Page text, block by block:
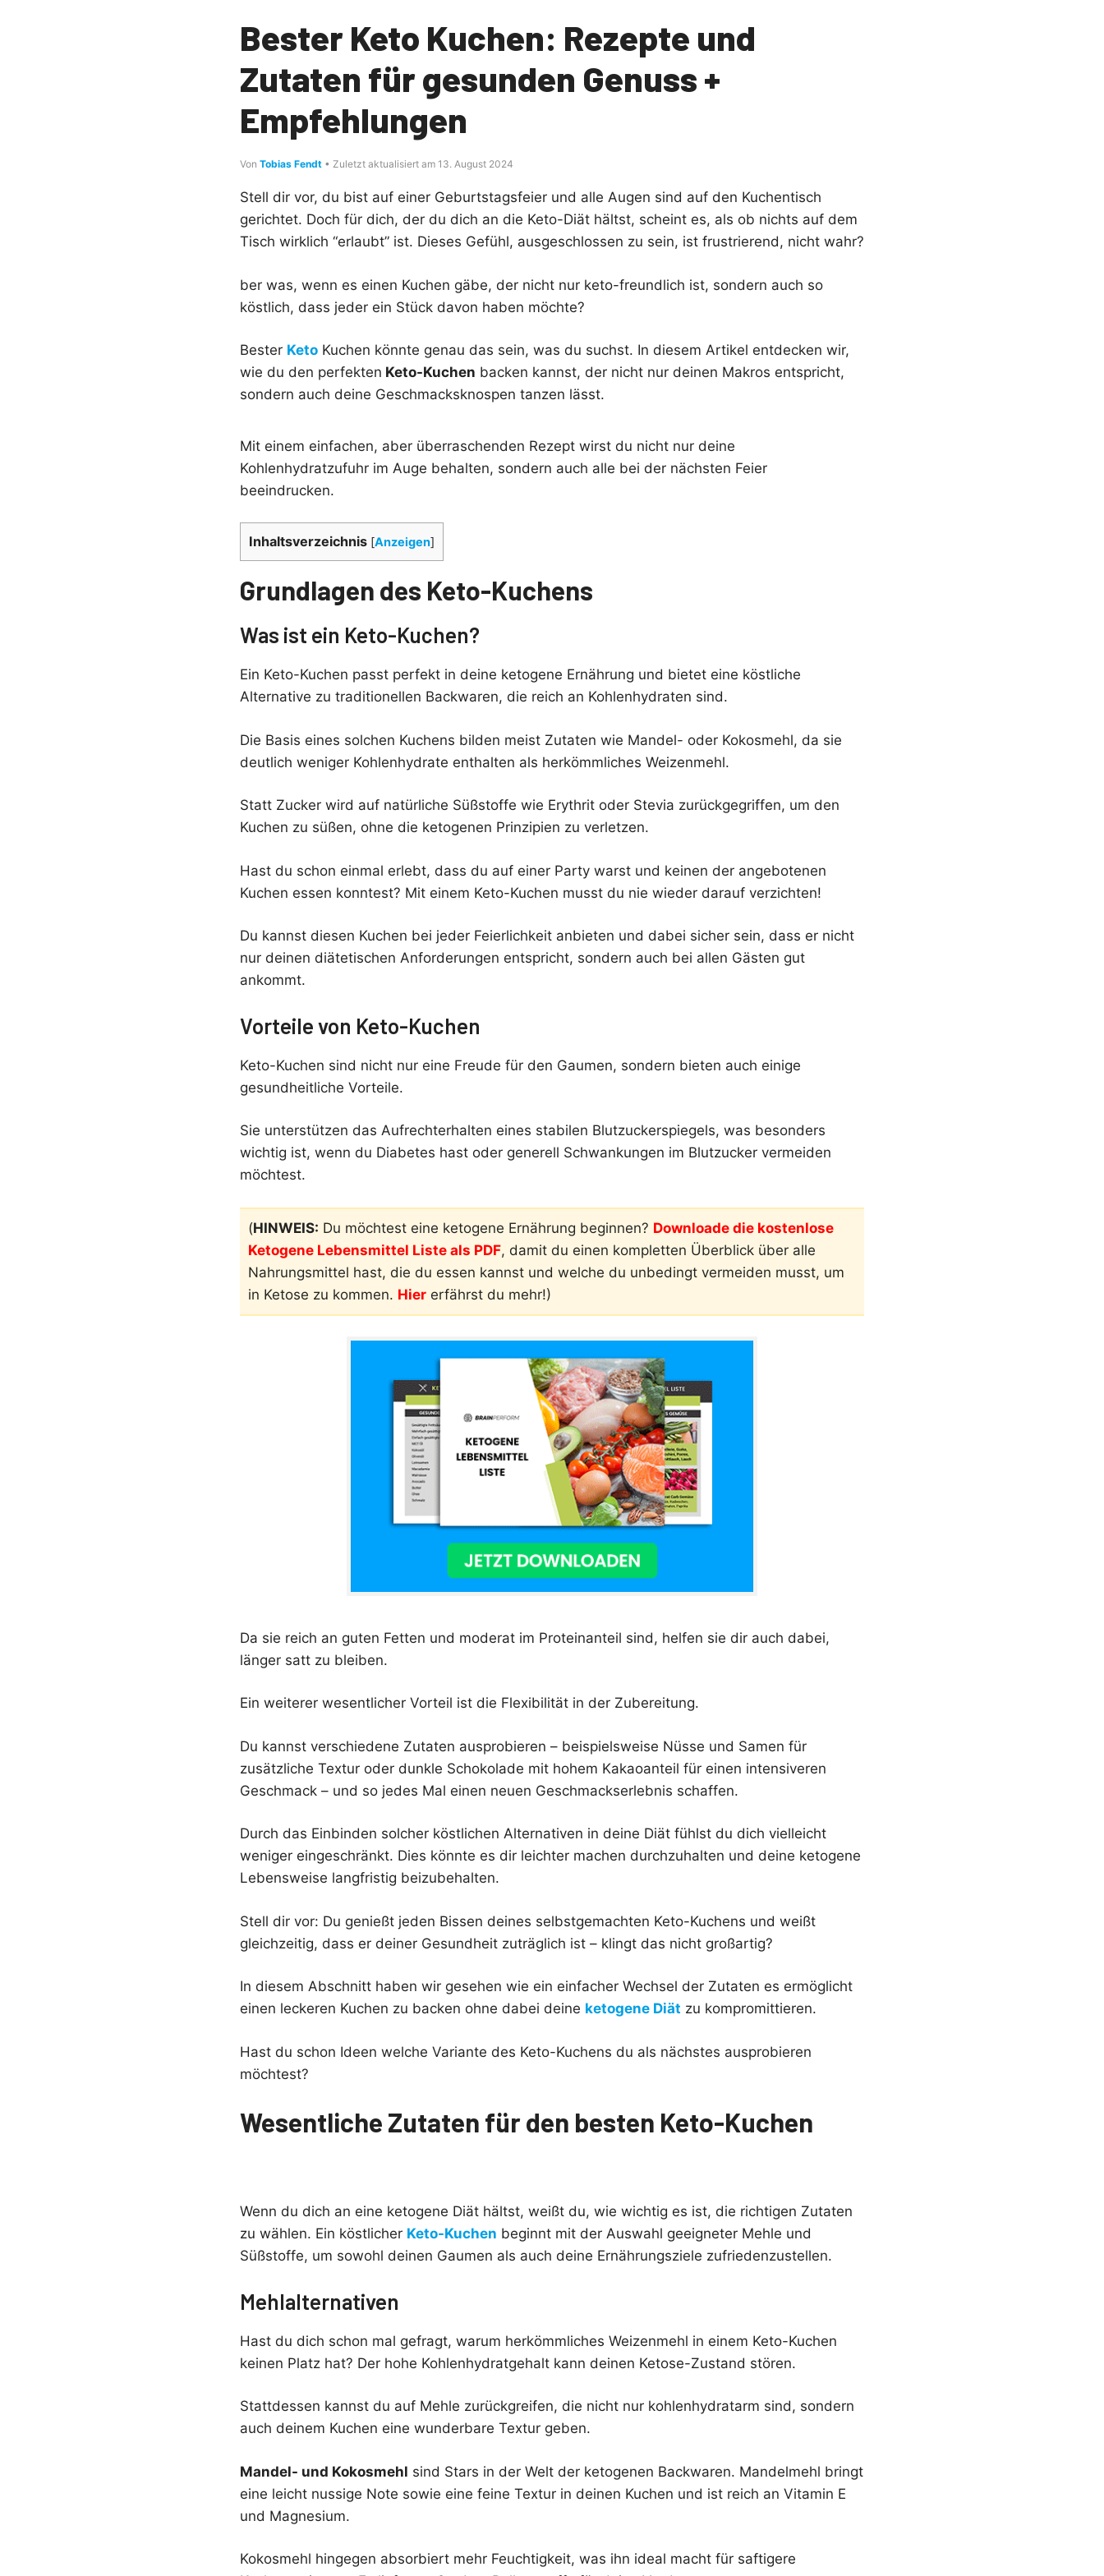
Bester Keto Kuchen: Rezepte und
Zutaten für gesunden Genuss +
Empfehlungen
Von Tobias Fendt • Zuletzt aktualisiert am 13. August 2024
Stell dir vor, du bist auf einer Geburtstagsfeier und alle Augen sind auf den Kuchentisch
gerichtet. Doch für dich, der du dich an die Keto-Diät hältst, scheint es, als ob nichts auf dem
Tisch wirklich “erlaubt” ist. Dieses Gefühl, ausgeschlossen zu sein, ist frustrierend, nicht wahr?
ber was, wenn es einen Kuchen gäbe, der nicht nur keto-freundlich ist, sondern auch so
köstlich, dass jeder ein Stück davon haben möchte?
Bester Keto Kuchen könnte genau das sein, was du suchst. In diesem Artikel entdecken wir,
wie du den perfekten Keto-Kuchen backen kannst, der nicht nur deinen Makros entspricht,
sondern auch deine Geschmacksknospen tanzen lässt.
Mit einem einfachen, aber überraschenden Rezept wirst du nicht nur deine
Kohlenhydratzufuhr im Auge behalten, sondern auch alle bei der nächsten Feier
beeindrucken.
Inhaltsverzeichnis [Anzeigen]
Grundlagen des Keto-Kuchens
Was ist ein Keto-Kuchen?
Ein Keto-Kuchen passt perfekt in deine ketogene Ernährung und bietet eine köstliche
Alternative zu traditionellen Backwaren, die reich an Kohlenhydraten sind.
Die Basis eines solchen Kuchens bilden meist Zutaten wie Mandel- oder Kokosmehl, da sie
deutlich weniger Kohlenhydrate enthalten als herkömmliches Weizenmehl.
Statt Zucker wird auf natürliche Süßstoffe wie Erythrit oder Stevia zurückgegriffen, um den
Kuchen zu süßen, ohne die ketogenen Prinzipien zu verletzen.
Hast du schon einmal erlebt, dass du auf einer Party warst und keinen der angebotenen
Kuchen essen konntest? Mit einem Keto-Kuchen musst du nie wieder darauf verzichten!
Du kannst diesen Kuchen bei jeder Feierlichkeit anbieten und dabei sicher sein, dass er nicht
nur deinen diätetischen Anforderungen entspricht, sondern auch bei allen Gästen gut
ankommt.
Vorteile von Keto-Kuchen
Keto-Kuchen sind nicht nur eine Freude für den Gaumen, sondern bieten auch einige
gesundheitliche Vorteile.
Sie unterstützen das Aufrechterhalten eines stabilen Blutzuckerspiegels, was besonders
wichtig ist, wenn du Diabetes hast oder generell Schwankungen im Blutzucker vermeiden
möchtest.
(HINWEIS: Du möchtest eine ketogene Ernährung beginnen? Downloade die kostenlose
Ketogene Lebensmittel Liste als PDF, damit du einen kompletten Überblick über alle
Nahrungsmittel hast, die du essen kannst und welche du unbedingt vermeiden musst, um
in Ketose zu kommen. Hier erfährst du mehr!)
Da sie reich an guten Fetten und moderat im Proteinanteil sind, helfen sie dir auch dabei,
länger satt zu bleiben.
Ein weiterer wesentlicher Vorteil ist die Flexibilität in der Zubereitung.
Du kannst verschiedene Zutaten ausprobieren – beispielsweise Nüsse und Samen für
zusätzliche Textur oder dunkle Schokolade mit hohem Kakaoanteil für einen intensiveren
Geschmack – und so jedes Mal einen neuen Geschmackserlebnis schaffen.
Durch das Einbinden solcher köstlichen Alternativen in deine Diät fühlst du dich vielleicht
weniger eingeschränkt. Dies könnte es dir leichter machen durchzuhalten und deine ketogene
Lebensweise langfristig beizubehalten.
Stell dir vor: Du genießt jeden Bissen deines selbstgemachten Keto-Kuchens und weißt
gleichzeitig, dass er deiner Gesundheit zuträglich ist – klingt das nicht großartig?
In diesem Abschnitt haben wir gesehen wie ein einfacher Wechsel der Zutaten es ermöglicht
einen leckeren Kuchen zu backen ohne dabei deine ketogene Diät zu kompromittieren.
Hast du schon Ideen welche Variante des Keto-Kuchens du als nächstes ausprobieren
möchtest?
Wesentliche Zutaten für den besten Keto-Kuchen
Wenn du dich an eine ketogene Diät hältst, weißt du, wie wichtig es ist, die richtigen Zutaten
zu wählen. Ein köstlicher Keto-Kuchen beginnt mit der Auswahl geeigneter Mehle und
Süßstoffe, um sowohl deinen Gaumen als auch deine Ernährungsziele zufriedenzustellen.
Mehlalternativen
Hast du dich schon mal gefragt, warum herkömmliches Weizenmehl in einem Keto-Kuchen
keinen Platz hat? Der hohe Kohlenhydratgehalt kann deinen Ketose-Zustand stören.
Stattdessen kannst du auf Mehle zurückgreifen, die nicht nur kohlenhydratarm sind, sondern
auch deinem Kuchen eine wunderbare Textur geben.
Mandel- und Kokosmehl sind Stars in der Welt der ketogenen Backwaren. Mandelmehl bringt
eine leicht nussige Note sowie eine feine Textur in deinen Kuchen und ist reich an Vitamin E
und Magnesium.
Kokosmehl hingegen absorbiert mehr Feuchtigkeit, was ihn ideal macht für saftigere